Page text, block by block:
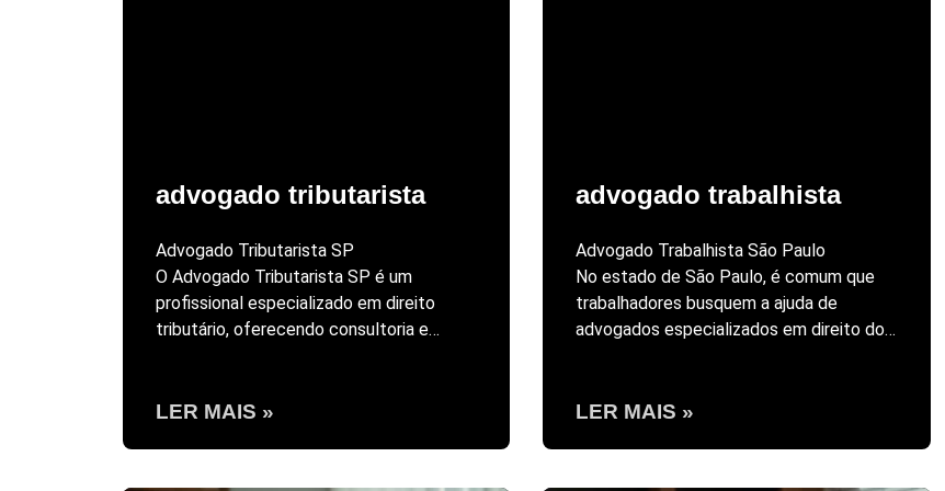
advogado tributarista
Advogado Tributarista SP
O Advogado Tributarista SP é um
profissional especializado em direito
tributário, oferecendo consultoria e…
LER MAIS »
advogado trabalhista
Advogado Trabalhista São Paulo
No estado de São Paulo, é comum que
trabalhadores busquem a ajuda de
advogados especializados em direito do…
LER MAIS »